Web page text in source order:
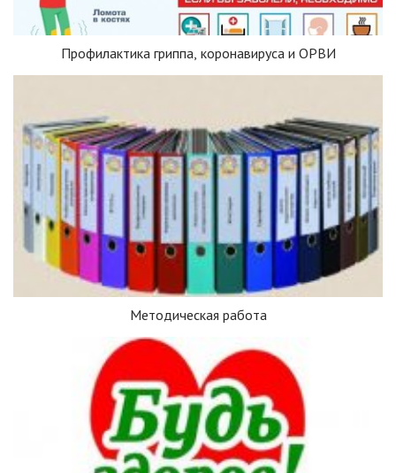
Профилактика гриппа, коронавируса и ОРВИ
Методическая работа